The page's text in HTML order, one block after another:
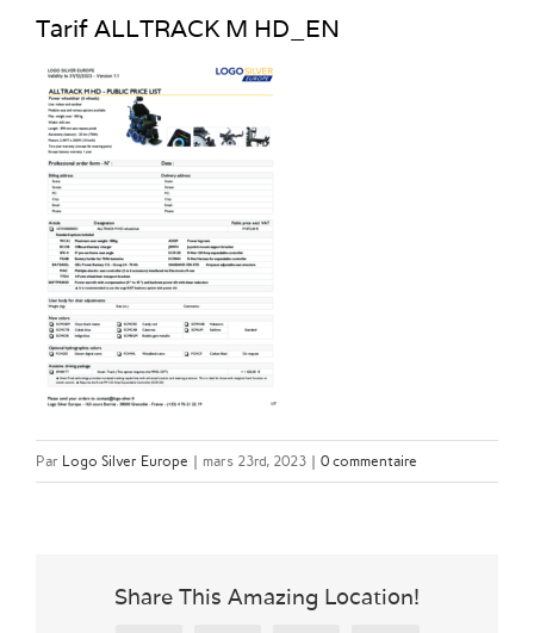
Tarif ALLTRACK M HD_EN
Par Logo Silver Europe | mars 23rd, 2023 | 0 commentaire
Share This Amazing Location!